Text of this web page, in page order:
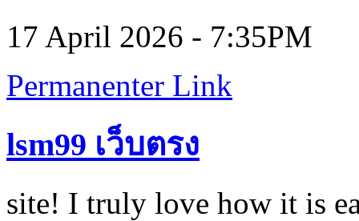
17 April 2026 - 7:35PM
Permanenter Link
lsm99 เว็บตรง
site! I truly love how it is